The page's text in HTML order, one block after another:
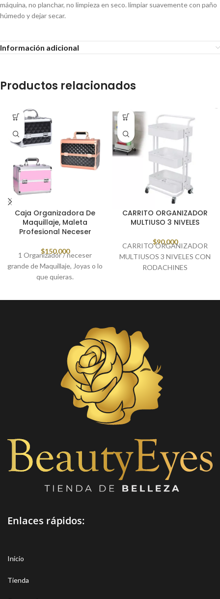
máquina, no planchar, no limpieza en seco. limpiar suavemente con paño
húmedo y dejar secar.
Información adicional
Productos relacionados
Caja Organizadora De
Maquillaje, Maleta
Profesional Neceser
$150,000
1 Organizador / neceser
grande de Maquillaje, Joyas o lo
que quieras.
CARRITO ORGANIZADOR
MULTIUSO 3 NIVELES
$90,000
CARRITO ORGANIZADOR
MULTIUSOS 3 NIVELES CON
RODACHINES
Enlaces rápidos:
Inicio
Tienda